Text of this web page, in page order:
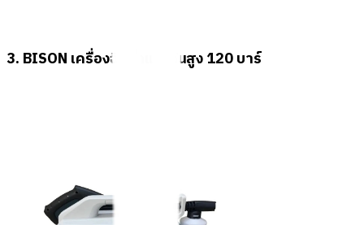
3. BISON เครื่องฉีดน้ำแรงดันสูง 120 บาร์